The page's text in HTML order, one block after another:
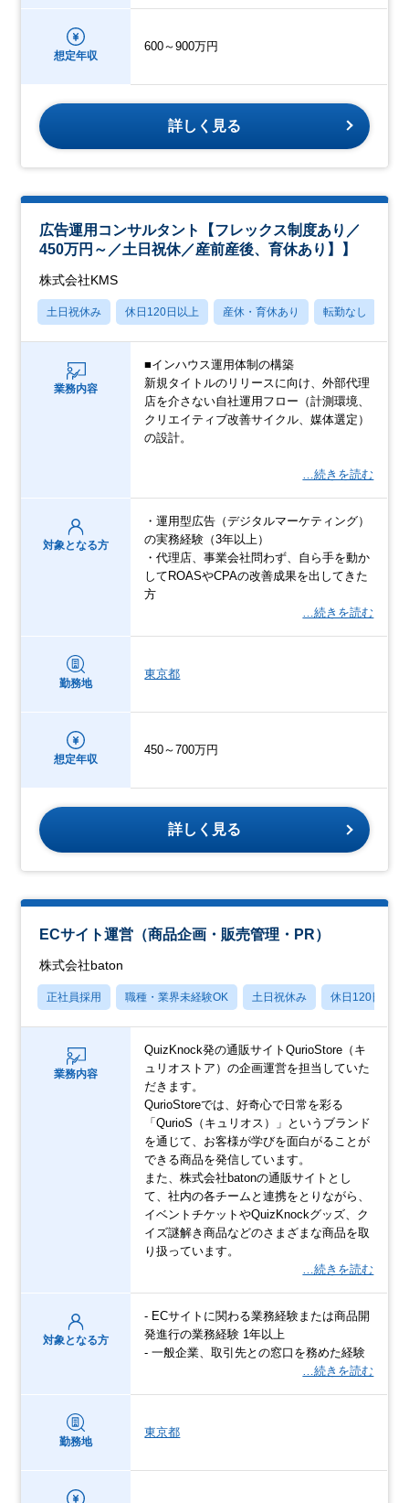
想定年収
600～900万円
詳しく見る
広告運用コンサルタント【フレックス制度あり／
450万円～／土日祝休／産前産後、育休あり】】
株式会社KMS
土日祝休み 休日120日以上 産休・育休あり 転勤なし
業務内容
■インハウス運用体制の構築
新規タイトルのリリースに向け、外部代理
店を介さない自社運用フロー（計測環境、
クリエイティブ改善サイクル、媒体選定）
の設計。
…続きを読む
対象となる方
・運用型広告（デジタルマーケティング）
の実務経験（3年以上）
・代理店、事業会社問わず、自ら手を動か
してROASやCPAの改善成果を出してきた
方
…続きを読む
勤務地
東京都
想定年収
450～700万円
詳しく見る
ECサイト運営（商品企画・販売管理・PR）
株式会社baton
正社員採用 職種・業界未経験OK 土日祝休み 休日120日以上
業務内容
QuizKnock発の通販サイトQurioStore（キ
ュリオストア）の企画運営を担当していた
だきます。
QurioStoreでは、好奇心で日常を彩る
「QurioS（キュリオス）」というブランド
を通じて、お客様が学びを面白がることが
できる商品を発信しています。
また、株式会社batonの通販サイトとし
て、社内の各チームと連携をとりながら、
イベントチケットやQuizKnockグッズ、ク
イズ謎解き商品などのさまざまな商品を取
り扱っています。
…続きを読む
対象となる方
- ECサイトに関わる業務経験または商品開
発進行の業務経験 1年以上
- 一般企業、取引先との窓口を務めた経験
…続きを読む
勤務地
東京都